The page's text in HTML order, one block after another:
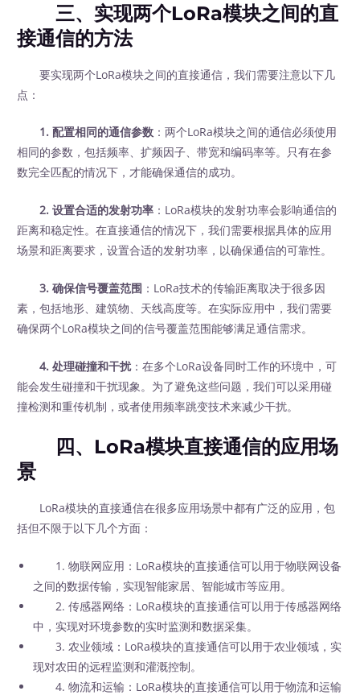
三、实现两个LoRa模块之间的直
接通信的方法
要实现两个LoRa模块之间的直接通信，我们需要注意以下几
点：
1. 配置相同的通信参数 ：两个LoRa模块之间的通信必须使用
相同的参数，包括频率、扩频因子、带宽和编码率等。只有在参
数完全匹配的情况下，才能确保通信的成功。
2. 设置合适的发射功率 ：LoRa模块的发射功率会影响通信的
距离和稳定性。在直接通信的情况下，我们需要根据具体的应用
场景和距离要求，设置合适的发射功率，以确保通信的可靠性。
3. 确保信号覆盖范围 ：LoRa技术的传输距离取决于很多因
素，包括地形、建筑物、天线高度等。在实际应用中，我们需要
确保两个LoRa模块之间的信号覆盖范围能够满足通信需求。
4. 处理碰撞和干扰：在多个LoRa设备同时工作的环境中，可
能会发生碰撞和干扰现象。为了避免这些问题，我们可以采用碰
撞检测和重传机制，或者使用频率跳变技术来减少干扰。
四、LoRa模块直接通信的应用场
景
LoRa模块的直接通信在很多应用场景中都有广泛的应用，包
括但不限于以下几个方面：
1. 物联网应用：LoRa模块的直接通信可以用于物联网设备
之间的数据传输，实现智能家居、智能城市等应用。
2. 传感器网络：LoRa模块的直接通信可以用于传感器网络
中，实现对环境参数的实时监测和数据采集。
3. 农业领域：LoRa模块的直接通信可以用于农业领域，实
现对农田的远程监测和灌溉控制。
4. 物流和运输：LoRa模块的直接通信可以用于物流和运输